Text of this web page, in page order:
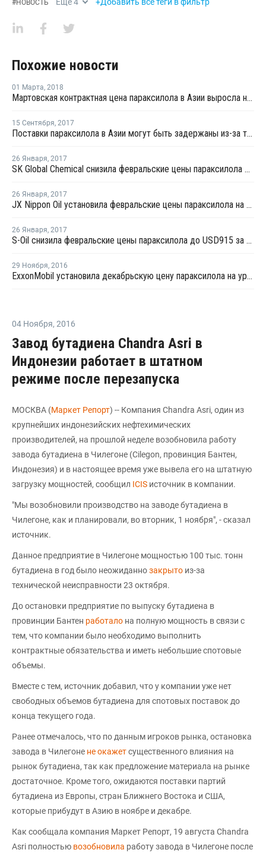
#НОВОСТЬ
Похожие новости
01 Марта, 2018
Мартовская контрактная цена параксилола в Азии выросла на USD5 за тонну
15 Сентября, 2017
Поставки параксилола в Азии могут быть задержаны из-за тайфуна "Талим"
26 Января, 2017
SK Global Chemical снизила февральские цены параксилола до USD920 за тонну
26 Января, 2017
JX Nippon Oil установила февральские цены параксилола на уровне USD910 за тонну
26 Января, 2017
S-Oil снизила февральские цены параксилола до USD915 за тонну
29 Ноября, 2016
ExxonMobil установила декабрьскую цену параксилола на уровне USD860 за тонну
04 Ноября, 2016
Завод бутадиена Chandra Asri в
Индонезии работает в штатном
режиме после перезапуска
МОСКВА (Маркет Репорт) -- Компания Chandra Asri, один из
крупнейших индонезийских нефтехимических
производителей, на прошлой неделе возобновила работу
завода бутадиена в Чилегоне (Cilegon, провинция Бантен,
Индонезия) и в настоящее время уже вывела его на штатную
загрузку мощностей, сообщил ICIS источник в компании.
"Мы возобновили производство на заводе бутадиена в
Чилегоне, как и планировали, во вторник, 1 ноября", - сказал
источник.
Данное предприятие в Чилегоне мощностью 100 тыс. тонн
бутадиена в год было неожиданнозакрыто из-за
технической неисправности 23 октября.
До остановки предприятие по выпуску бутадиена в
провинции Бантен работало на полную мощность в связи с
тем, что компании было необходимо выполнить
контрактные обязательства и иметь небольшие спотовые
объемы.
Вместе с тем, источник добавил, что у компании уже нет
свободных объемов бутадиена для спотовых поставок до
конца текущего года.
Ранее отмечалось, что по данным игроков рынка, остановка
завода в Чилегоне не окажетсущественного влияния на
рынок бутадиена, так как предложение материала на рынке
достаточное. Кроме того, ожидаются поставки партий
бутадиена из Европы, стран Ближнего Востока и США,
которые прибудут в Азию в ноябре и декабре.
Как сообщала компания Маркет Репорт, 19 августа Chandra
Asri полностью возобновила работу завода в Чилегоне после